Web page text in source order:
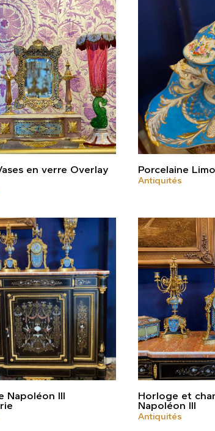
en verre Overlay
Porcelaine
Antiquités
Napoléon III
Horloge et
Napoléon III
Antiquités